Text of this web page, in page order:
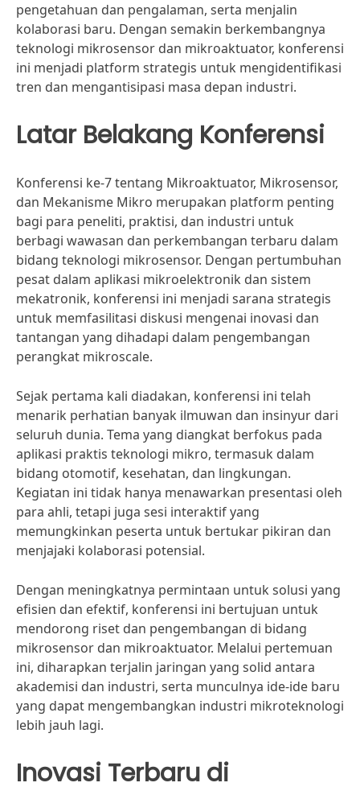
pengetahuan dan pengalaman, serta menjalin
kolaborasi baru. Dengan semakin berkembangnya
teknologi mikrosensor dan mikroaktuator, konferensi
ini menjadi platform strategis untuk mengidentifikasi
tren dan mengantisipasi masa depan industri.
Latar Belakang Konferensi
Konferensi ke-7 tentang Mikroaktuator, Mikrosensor,
dan Mekanisme Mikro merupakan platform penting
bagi para peneliti, praktisi, dan industri untuk
berbagi wawasan dan perkembangan terbaru dalam
bidang teknologi mikrosensor. Dengan pertumbuhan
pesat dalam aplikasi mikroelektronik dan sistem
mekatronik, konferensi ini menjadi sarana strategis
untuk memfasilitasi diskusi mengenai inovasi dan
tantangan yang dihadapi dalam pengembangan
perangkat mikroscale.
Sejak pertama kali diadakan, konferensi ini telah
menarik perhatian banyak ilmuwan dan insinyur dari
seluruh dunia. Tema yang diangkat berfokus pada
aplikasi praktis teknologi mikro, termasuk dalam
bidang otomotif, kesehatan, dan lingkungan.
Kegiatan ini tidak hanya menawarkan presentasi oleh
para ahli, tetapi juga sesi interaktif yang
memungkinkan peserta untuk bertukar pikiran dan
menjajaki kolaborasi potensial.
Dengan meningkatnya permintaan untuk solusi yang
efisien dan efektif, konferensi ini bertujuan untuk
mendorong riset dan pengembangan di bidang
mikrosensor dan mikroaktuator. Melalui pertemuan
ini, diharapkan terjalin jaringan yang solid antara
akademisi dan industri, serta munculnya ide-ide baru
yang dapat mengembangkan industri mikroteknologi
lebih jauh lagi.
Inovasi Terbaru di